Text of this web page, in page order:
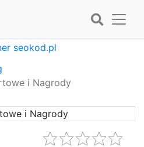
i Nagrody